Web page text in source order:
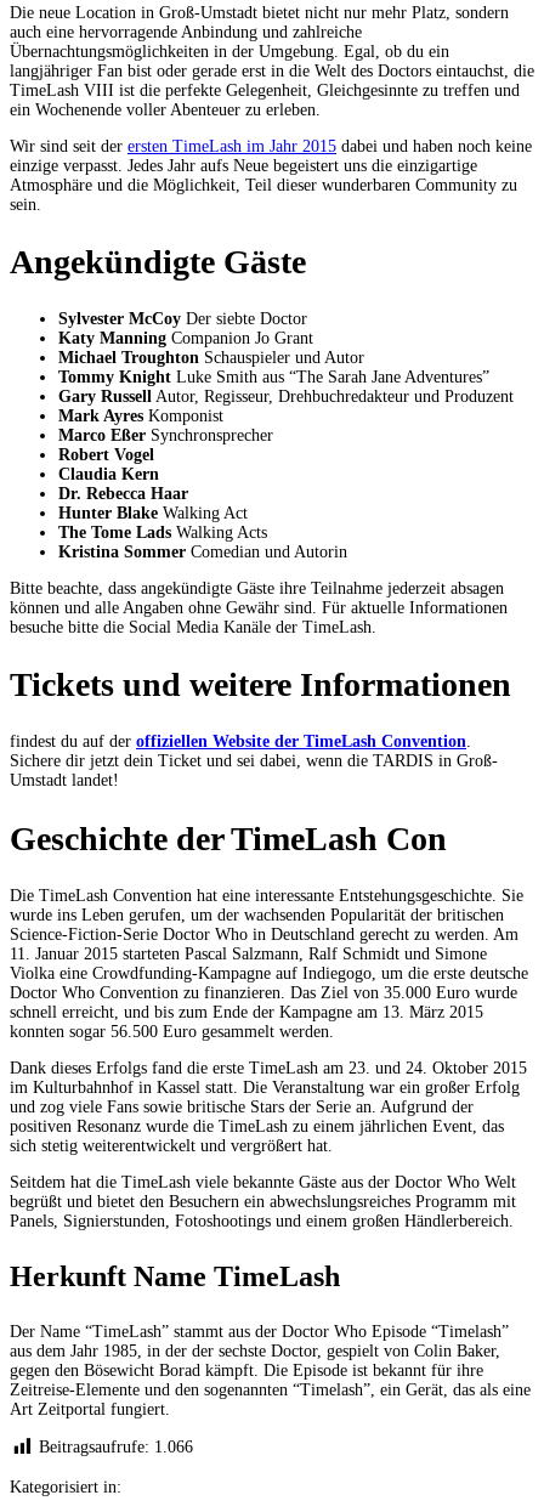
Die neue Location in Groß-Umstadt bietet nicht nur mehr Platz, sondern
auch eine hervorragende Anbindung und zahlreiche
Übernachtungsmöglichkeiten in der Umgebung. Egal, ob du ein
langjähriger Fan bist oder gerade erst in die Welt des Doctors eintauchst, die
TimeLash VIII ist die perfekte Gelegenheit, Gleichgesinnte zu treffen und
ein Wochenende voller Abenteuer zu erleben.
Wir sind seit der ersten TimeLash im Jahr 2015 dabei und haben noch keine
einzige verpasst. Jedes Jahr aufs Neue begeistert uns die einzigartige
Atmosphäre und die Möglichkeit, Teil dieser wunderbaren Community zu
sein.
Angekündigte Gäste
Sylvester McCoy Der siebte Doctor
Katy Manning Companion Jo Grant
Michael Troughton Schauspieler und Autor
Tommy Knight Luke Smith aus “The Sarah Jane Adventures”
Gary Russell Autor, Regisseur, Drehbuchredakteur und Produzent
Mark Ayres Komponist
Marco Eßer Synchronsprecher
Robert Vogel
Claudia Kern
Dr. Rebecca Haar
Hunter Blake Walking Act
The Tome Lads Walking Acts
Kristina Sommer Comedian und Autorin
Bitte beachte, dass angekündigte Gäste ihre Teilnahme jederzeit absagen
können und alle Angaben ohne Gewähr sind. Für aktuelle Informationen
besuche bitte die Social Media Kanäle der TimeLash.
Tickets und weitere Informationen
findest du auf der offiziellen Website der TimeLash Convention.
Sichere dir jetzt dein Ticket und sei dabei, wenn die TARDIS in Groß-
Umstadt landet!
Geschichte der TimeLash Con
Die TimeLash Convention hat eine interessante Entstehungsgeschichte. Sie
wurde ins Leben gerufen, um der wachsenden Popularität der britischen
Science-Fiction-Serie Doctor Who in Deutschland gerecht zu werden. Am
11. Januar 2015 starteten Pascal Salzmann, Ralf Schmidt und Simone
Violka eine Crowdfunding-Kampagne auf Indiegogo, um die erste deutsche
Doctor Who Convention zu finanzieren. Das Ziel von 35.000 Euro wurde
schnell erreicht, und bis zum Ende der Kampagne am 13. März 2015
konnten sogar 56.500 Euro gesammelt werden.
Dank dieses Erfolgs fand die erste TimeLash am 23. und 24. Oktober 2015
im Kulturbahnhof in Kassel statt. Die Veranstaltung war ein großer Erfolg
und zog viele Fans sowie britische Stars der Serie an. Aufgrund der
positiven Resonanz wurde die TimeLash zu einem jährlichen Event, das
sich stetig weiterentwickelt und vergrößert hat.
Seitdem hat die TimeLash viele bekannte Gäste aus der Doctor Who Welt
begrüßt und bietet den Besuchern ein abwechslungsreiches Programm mit
Panels, Signierstunden, Fotoshootings und einem großen Händlerbereich.
Herkunft Name TimeLash
Der Name “TimeLash” stammt aus der Doctor Who Episode “Timelash”
aus dem Jahr 1985, in der der sechste Doctor, gespielt von Colin Baker,
gegen den Bösewicht Borad kämpft. Die Episode ist bekannt für ihre
Zeitreise-Elemente und den sogenannten “Timelash”, ein Gerät, das als eine
Art Zeitportal fungiert.
Beitragsaufrufe: 1.066
Kategorisiert in: